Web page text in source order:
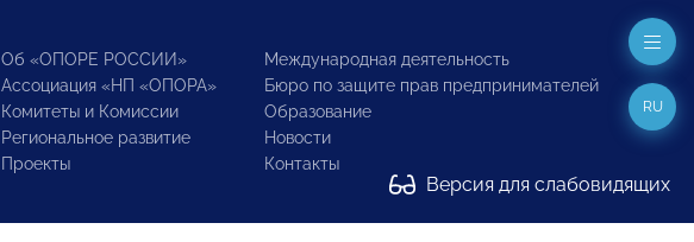
Об «ОПОРЕ РОССИИ»
Ассоциация «НП «ОПОРА»
Комитеты и Комиссии
Региональное развитие
Проекты
Международная деятельность
Бюро по защите прав предпринимателей
Образование
Новости
Контакты
Версия для слабовидящих
RU